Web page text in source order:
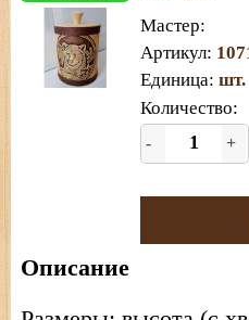
Мастер:
Артикул:
Единица: шт.
Количество:
- +
Описание